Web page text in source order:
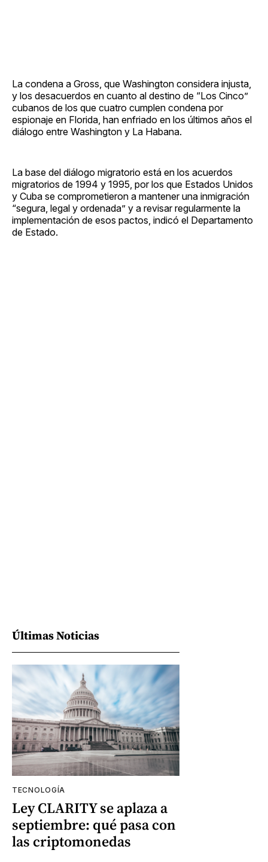
La condena a Gross, que Washington considera injusta,
y los desacuerdos en cuanto al destino de “Los Cinco”
cubanos de los que cuatro cumplen condena por
espionaje en Florida, han enfriado en los últimos años el
diálogo entre Washington y La Habana.
La base del diálogo migratorio está en los acuerdos
migratorios de 1994 y 1995, por los que Estados Unidos
y Cuba se comprometieron a mantener una inmigración
“segura, legal y ordenada” y a revisar regularmente la
implementación de esos pactos, indicó el Departamento
de Estado.
Últimas Noticias
TECNOLOGÍA
Ley CLARITY se aplaza a
septiembre: qué pasa con
las criptomonedas